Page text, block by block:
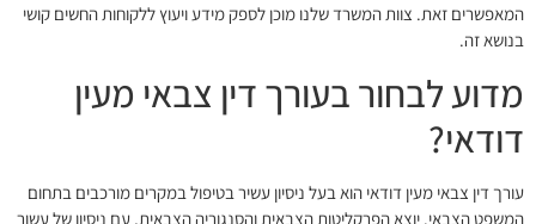
המאפשרים זאת. צוות המשרד שלנו מוכן לספק מידע ויעוץ ללקוחות החשים קושי
בנושא זה.
מדוע לבחור בעורך דין צבאי מעין
דודאי?
עורך דין צבאי מעין דודאי הוא בעל ניסיון עשיר בטיפול במקרים מורכבים בתחום
המשפט הצבאי. יוצא הפרקליטות הצבאית והסנגוריה הצבאית, עם ניסיון של עשור